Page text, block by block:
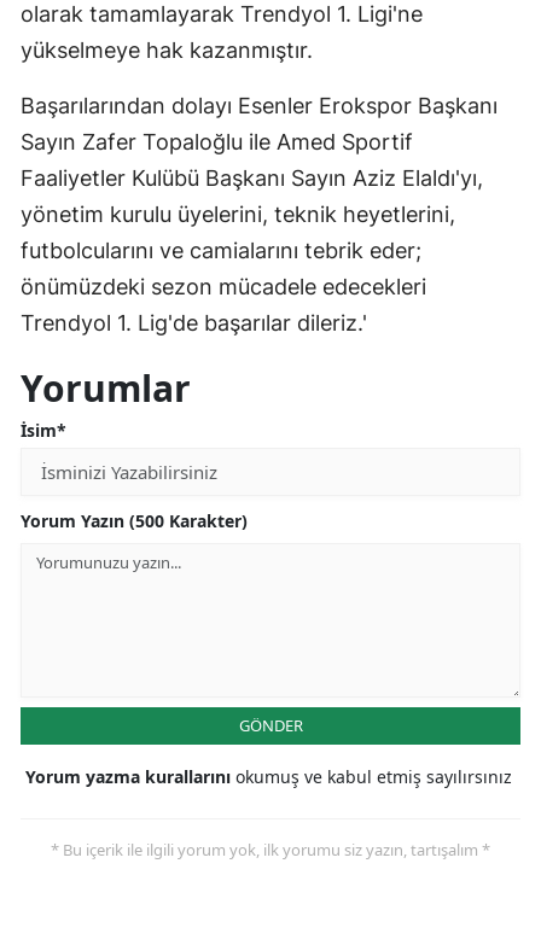
olarak tamamlayarak Trendyol 1. Ligi'ne
yükselmeye hak kazanmıştır.
Başarılarından dolayı Esenler Erokspor Başkanı
Sayın Zafer Topaloğlu ile Amed Sportif
Faaliyetler Kulübü Başkanı Sayın Aziz Elaldı'yı,
yönetim kurulu üyelerini, teknik heyetlerini,
futbolcularını ve camialarını tebrik eder;
önümüzdeki sezon mücadele edecekleri
Trendyol 1. Lig'de başarılar dileriz.'
Yorumlar
İsim*
Yorum Yazın (500 Karakter)
GÖNDER
Yorum yazma kurallarını okumuş ve kabul etmiş sayılırsınız
* Bu içerik ile ilgili yorum yok, ilk yorumu siz yazın, tartışalım *